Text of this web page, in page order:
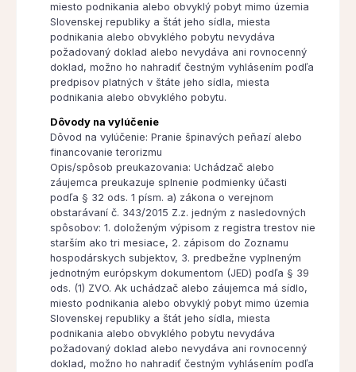
miesto podnikania alebo obvyklý pobyt mimo územia
Slovenskej republiky a štát jeho sídla, miesta
podnikania alebo obvyklého pobytu nevydáva
požadovaný doklad alebo nevydáva ani rovnocenný
doklad, možno ho nahradiť čestným vyhlásením podľa
predpisov platných v štáte jeho sídla, miesta
podnikania alebo obvyklého pobytu.
Dôvody na vylúčenie
Dôvod na vylúčenie: Pranie špinavých peňazí alebo
financovanie terorizmu
Opis/spôsob preukazovania: Uchádzač alebo
záujemca preukazuje splnenie podmienky účasti
podľa § 32 ods. 1 písm. a) zákona o verejnom
obstarávaní č. 343/2015 Z.z. jedným z nasledovných
spôsobov: 1. doloženým výpisom z registra trestov nie
starším ako tri mesiace, 2. zápisom do Zoznamu
hospodárskych subjektov, 3. predbežne vyplneným
jednotným európskym dokumentom (JED) podľa § 39
ods. (1) ZVO. Ak uchádzač alebo záujemca má sídlo,
miesto podnikania alebo obvyklý pobyt mimo územia
Slovenskej republiky a štát jeho sídla, miesta
podnikania alebo obvyklého pobytu nevydáva
požadovaný doklad alebo nevydáva ani rovnocenný
doklad, možno ho nahradiť čestným vyhlásením podľa